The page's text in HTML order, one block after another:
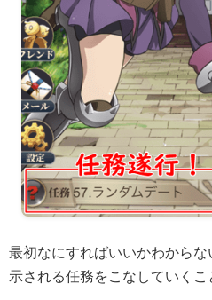
最初なにすればいいかわから
示される任務をこなしていくこ